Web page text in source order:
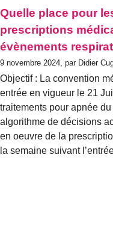
Quelle place pour
prescriptions
évènements
9 novembre 2024, par Didier
Objectif : La convention
entrée en vigueur le 21
traitements pour apnée
algorithme de décisions
en oeuvre de la
la semaine suivant